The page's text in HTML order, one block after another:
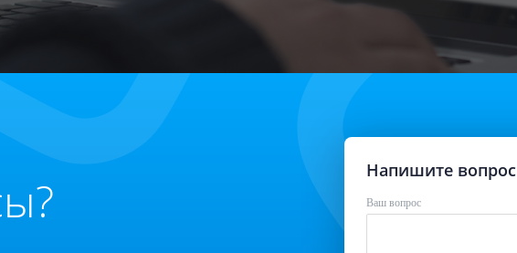
Напишите вопрос
Ваш вопрос